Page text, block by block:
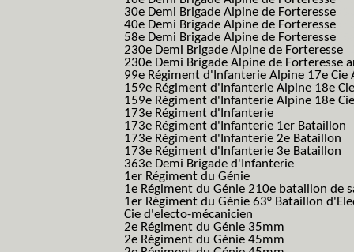
30e Demi Brigade Alpine de Forteresse
40e Demi Brigade Alpine de Forteresse
58e Demi Brigade Alpine de Forteresse
230e Demi Brigade Alpine de Forteresse
230e Demi Brigade Alpine de Forteresse
99e Régiment d'Infanterie Alpine 17e
159e Régiment d'Infanterie Alpine 18e
159e Régiment d'Infanterie Alpine 18e
173e Régiment d'Infanterie
173e Régiment d'Infanterie 1er Bataillon
173e Régiment d'Infanterie 2e Bataillon
173e Régiment d'Infanterie 3e Bataillon
363e Demi Brigade d'Infanterie
1er Régiment du Génie
1e Régiment du Génie 210e bataillon de
1er Régiment du Génie 63° Bataillon
Cie d'electo-mécanicien
2e Régiment du Génie 35mm
2e Régiment du Génie 45mm